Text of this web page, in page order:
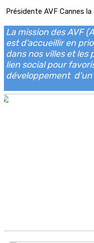
Présidente AVF Cannes la
La mission des AVF
est d'accueillir en
dans nos villes et les
lien social pour
développement d'un